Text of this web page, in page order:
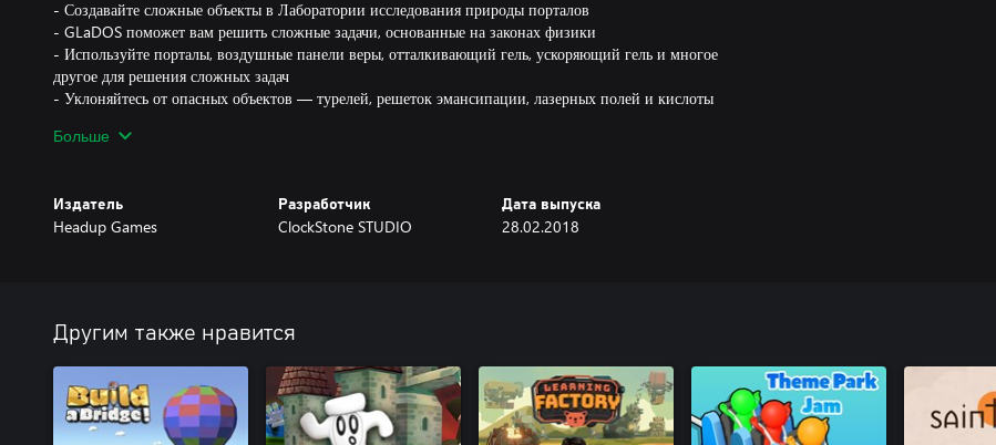
- Создавайте сложные объекты в Лаборатории исследования природы порталов
- GLaDOS поможет вам решить сложные задачи, основанные на законах физики
- Используйте порталы, воздушные панели веры, отталкивающий гель, ускоряющий гель и многое
другое для решения сложных задач
- Уклоняйтесь от опасных объектов — турелей, решеток эмансипации, лазерных полей и кислоты
Больше
Издатель
Headup Games
Разработчик
ClockStone STUDIO
Дата выпуска
28.02.2018
Другим также нравится